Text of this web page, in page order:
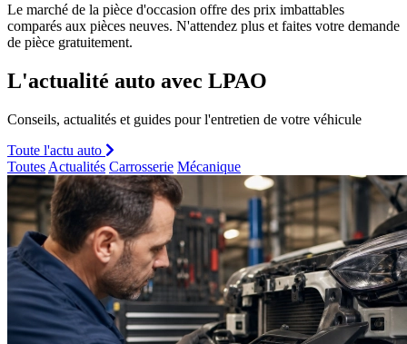
Le marché de la pièce d'occasion offre des prix imbattables
comparés aux pièces neuves. N'attendez plus et faites votre demande
de pièce gratuitement.
L'actualité auto avec LPAO
Conseils, actualités et guides pour l'entretien de votre véhicule
Toute l'actu auto
Toutes Actualités Carrosserie Mécanique